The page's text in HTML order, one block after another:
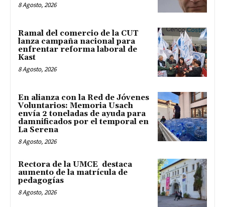
8 Agosto, 2026
Ramal del comercio de la CUT
lanza campaña nacional para
enfrentar reforma laboral de
Kast
8 Agosto, 2026
En alianza con la Red de Jóvenes
Voluntarios: Memoria Usach
envía 2 toneladas de ayuda para
damnificados por el temporal en
La Serena
8 Agosto, 2026
Rectora de la UMCE destaca
aumento de la matrícula de
pedagogías
8 Agosto, 2026